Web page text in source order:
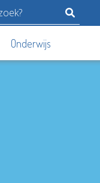
Onderwijs